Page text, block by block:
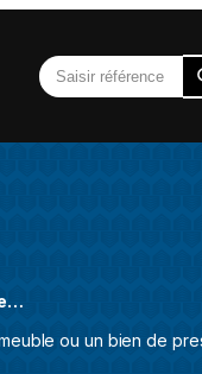
ou un bien de